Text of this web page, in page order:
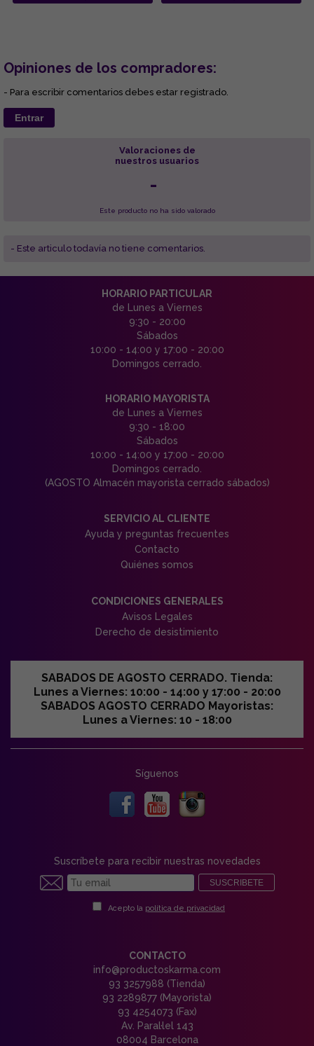
Opiniones de los compradores:
- Para escribir comentarios debes estar registrado.
Entrar
Valoraciones de
nuestros usuarios
-
Este producto no ha sido valorado
- Este articulo todavía no tiene comentarios.
HORARIO PARTICULAR
de Lunes a Viernes
9:30 - 20:00
Sábados
10:00 - 14:00 y 17:00 - 20:00
Domingos cerrado.
HORARIO MAYORISTA
de Lunes a Viernes
9:30 - 18:00
Sábados
10:00 - 14:00 y 17:00 - 20:00
Domingos cerrado.
(AGOSTO Almacén mayorista cerrado sábados)
SERVICIO AL CLIENTE
Ayuda y preguntas frecuentes
Contacto
Quiénes somos
CONDICIONES GENERALES
Avisos Legales
Derecho de desistimiento
SABADOS DE AGOSTO CERRADO. Tienda:
Lunes a Viernes: 10:00 - 14:00 y 17:00 - 20:00
SABADOS AGOSTO CERRADO Mayoristas:
Lunes a Viernes: 10 - 18:00
Síguenos
Suscríbete para recibir nuestras novedades
SUSCRIBETE
Acepto la política de privacidad
CONTACTO
info@productoskarma.com
93 3257988 (Tienda)
93 2289877 (Mayorista)
93 4254073 (Fax)
Av. Paral·lel 143
08004 Barcelona